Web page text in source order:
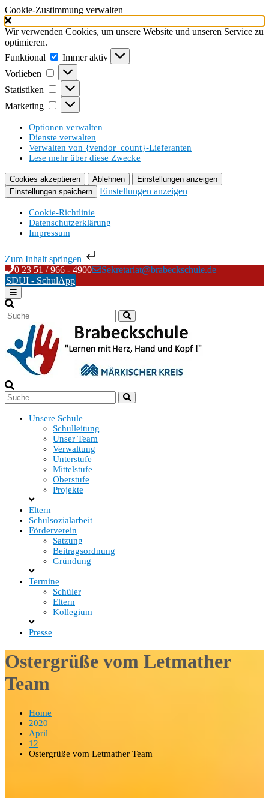
Cookie-Zustimmung verwalten
Wir verwenden Cookies, um unsere Website und unseren Service zu
optimieren.
Funktional
Funktional
Immer aktiv
Vorlieben
Vorlieben
Statistiken Statistiken
Marketing Marketing
Optionen verwalten
Dienste verwalten
Verwalten von {vendor_count}-Lieferanten
Lese mehr über diese Zwecke
Cookies akzeptieren Ablehnen
Einstellungen anzeigen
Einstellungen speichern
Einstellungen anzeigen
Cookie-Richtlinie
Datenschutzerklärung
Impressum
Zum Inhalt springen
Skip
to
content
0 23 51 / 966 - 4900
Sekretariat@brabeckschule.de
SDUI - SchulApp
Unsere Schule
Schulleitung
Unser Team
Verwaltung
Unterstufe
Mittelstufe
Oberstufe
Projekte
Eltern
Schulsozialarbeit
Förderverein
Satzung
Beitragsordnung
Gründung
Termine
Schüler
Eltern
Kollegium
Presse
Ostergrüße vom Letmather
Team
Home
2020
April
12
Ostergrüße vom Letmather Team